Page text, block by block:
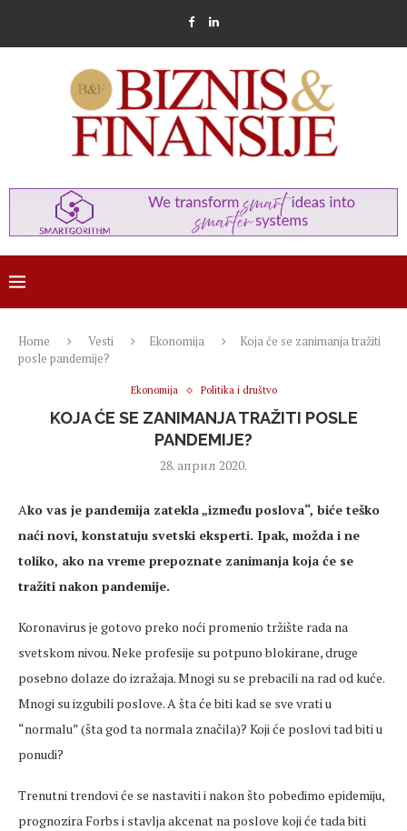
Home Vesti Ekonomija
Koja će se zanimanja tražiti
posle pandemije?
Ekonomija Politika i društvo
KOJA ĆE SE ZANIMANJA TRAŽITI POSLE
PANDEMIJE?
28. април 2020.
Ako vas je pandemija zatekla „između poslova“, biće teško
naći novi, konstatuju svetski eksperti. Ipak, možda i ne
toliko, ako na vreme prepoznate zanimanja koja će se
tražiti nakon pandemije.
Koronavirus je gotovo preko noći promenio tržište rada na
svetskom nivou. Neke profesije su potpuno blokirane, druge
posebno dolaze do izražaja. Mnogi su se prebacili na rad od kuće.
Mnogi su izgubili poslove. A šta će biti kad se sve vrati u
“normalu” (šta god ta normala značila)? Koji će poslovi tad biti u
ponudi?
Trenutni trendovi će se nastaviti i nakon što pobedimo epidemiju,
prognozira Forbs i stavlja akcenat na poslove koji će tada biti